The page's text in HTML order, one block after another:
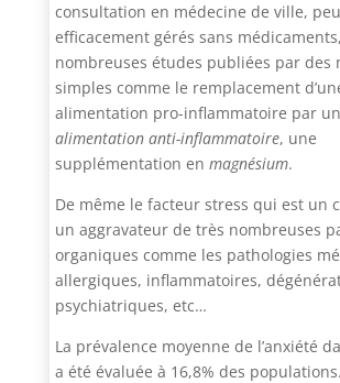
consultation en médecine de ville,
efficacement gérés sans
nombreuses études publiées par des
simples comme le remplacement
alimentation pro-inflammatoire par
alimentation anti-inflammatoire, une
supplémentation en magnésium.
De même le facteur stress qui est un
un aggravateur de très nombreuses
organiques comme les pathologies
allergiques, inflammatoires,
psychiatriques, etc…
La prévalence moyenne de l’anxiété
a été évaluée à 16,8% des populations.